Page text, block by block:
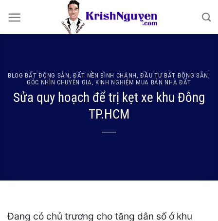
qua
nội
BLOG BẤT ĐỘNG SẢN ĐẤT NỀN BÌNH CHÁNH ,ĐẦU TƯ BẤT ĐỘNG SẢN
GÓC NHÌN CHUYÊN GIA
KINH NGHIỆM MUA BÁN NHÀ ĐẤT
Sửa quy hoạch để trị kẹt xe khu Đông
TP.HCM
Đang có chủ trương cho tăng dân số ở khu